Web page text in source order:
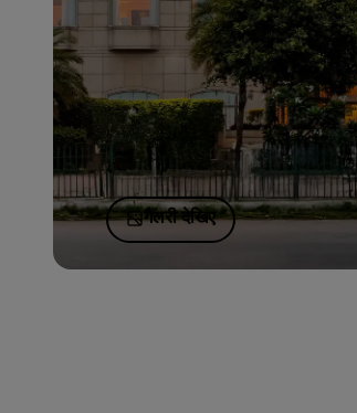
गैलरी देखिए